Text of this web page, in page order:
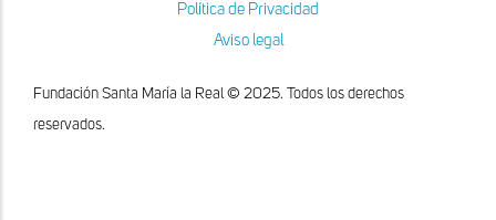
Política de Privacidad
Aviso legal
Fundación Santa María la Real © 2025. Todos los derechos
reservados.